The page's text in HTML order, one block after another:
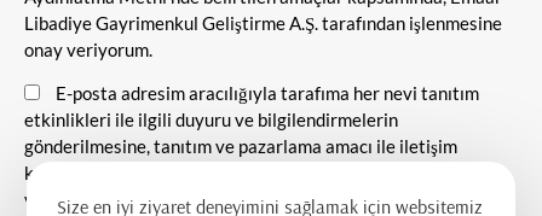
Libadiye Gayrimenkul Geliştirme A.Ş. tarafından işlenmesine
onay veriyorum.
E-posta adresim aracılığıyla tarafıma her nevi tanıtım
etkinlikleri ile ilgili duyuru ve bilgilendirmelerin
gönderilmesine, tanıtım ve pazarlama amacı ile iletişim
kurulmasına ve ticari elektronik ileti gönderilmesine onay
veriyorum.
Size en iyi ziyaret deneyimini sağlamak için websitemiz